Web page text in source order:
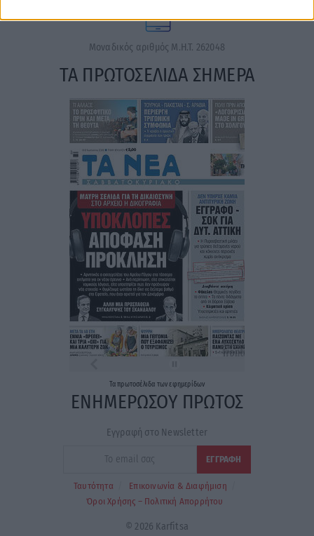
Μοναδικός αριθμός Μ.Η.Τ. 262048
ΤΑ ΠΡΩΤΟΣΕΛΙΔΑ ΣΗΜΕΡΑ
Ταπρωτοσέλιδα τωνεφημερίδων
ΕΝΗΜΕΡΩΣΟΥ ΠΡΩΤΟΣ
Εγγραφή στο Newsletter
Ταυτότητα
Επικοινωνία & Διαφήμιση
Όροι Χρήσης – Πολιτική Απορρήτου
© 2026 Karfitsa